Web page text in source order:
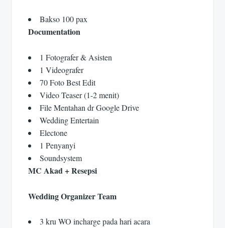
Bakso 100 pax
Documentation
1 Fotografer & Asisten
1 Videografer
70 Foto Best Edit
Video Teaser (1-2 menit)
File Mentahan dr Google Drive
Wedding Entertain
Electone
1 Penyanyi
Soundsystem
MC Akad + Resepsi
Wedding Organizer Team
3 kru WO incharge pada hari acara